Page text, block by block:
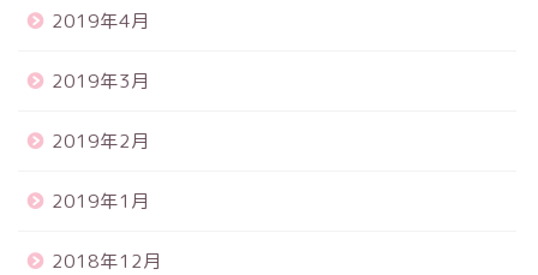
2019年4月
2019年3月
2019年2月
2019年1月
2018年12月